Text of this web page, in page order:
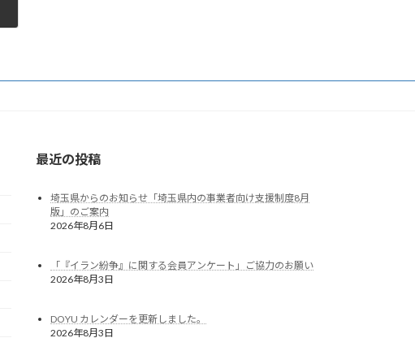
最近の投稿
埼玉県からのお知らせ「埼玉県内の事業者向け支援制度8月
版」のご案内
2026年8月6日
「『イラン紛争』に関する会員アンケート」ご協力のお願い
2026年8月3日
DOYU カレンダーを更新しました。
2026年8月3日